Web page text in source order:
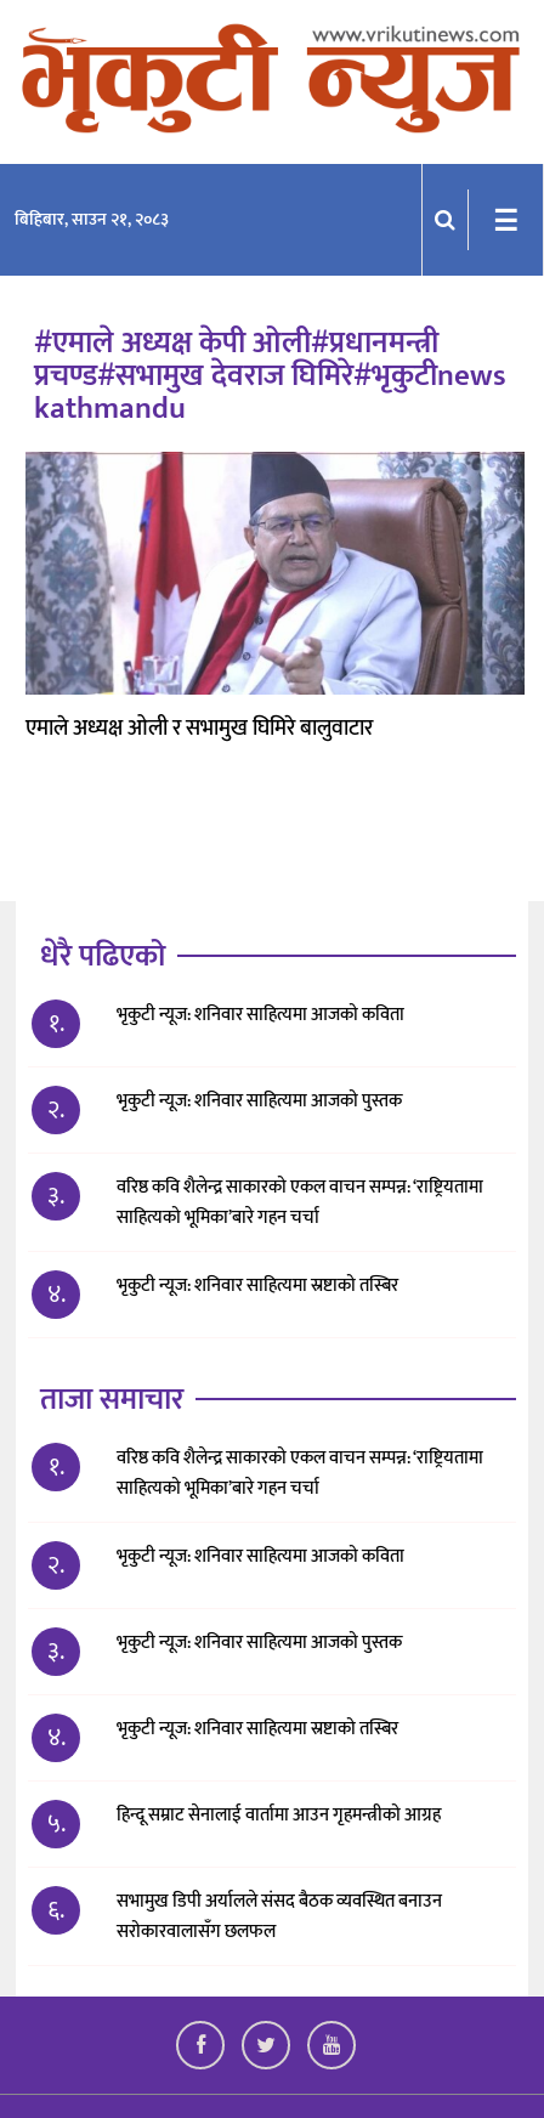
समाचार
अन्तराष्ट्रिय
अन्तर्वार्ता
विचार
साहित्य-
कला
बिहिबार, साउन २१, २०८३ ☰
#एमाले अध्यक्ष केपी ओली#प्रधानमन्त्री
प्रचण्ड#सभामुख देवराज घिमिरे#भृकुटीnews
kathmandu
एमाले अध्यक्ष ओली र सभामुख घिमिरे बालुवाटार
धेरै पढिएको
१. भृकुटी न्यूज: शनिवार साहित्यमा आजको कविता
२. भृकुटी न्यूज: शनिवार साहित्यमा आजको पुस्तक
३.
वरिष्ठ कवि शैलेन्द्र साकारको एकल वाचन सम्पन्न: ‘राष्ट्रियतामा
साहित्यको भूमिका’बारे गहन चर्चा
४. भृकुटी न्यूज: शनिवार साहित्यमा स्रष्टाको तस्बिर
ताजा समाचार
१.
वरिष्ठ कवि शैलेन्द्र साकारको एकल वाचन सम्पन्न: ‘राष्ट्रियतामा
साहित्यको भूमिका’बारे गहन चर्चा
२. भृकुटी न्यूज: शनिवार साहित्यमा आजको कविता
३. भृकुटी न्यूज: शनिवार साहित्यमा आजको पुस्तक
४. भृकुटी न्यूज: शनिवार साहित्यमा स्रष्टाको तस्बिर
५. हिन्दू सम्राट सेनालाई वार्तामा आउन गृहमन्त्रीको आग्रह
६.
सभामुख डिपी अर्यालले संसद बैठक व्यवस्थित बनाउन
सरोकारवालासँग छलफल